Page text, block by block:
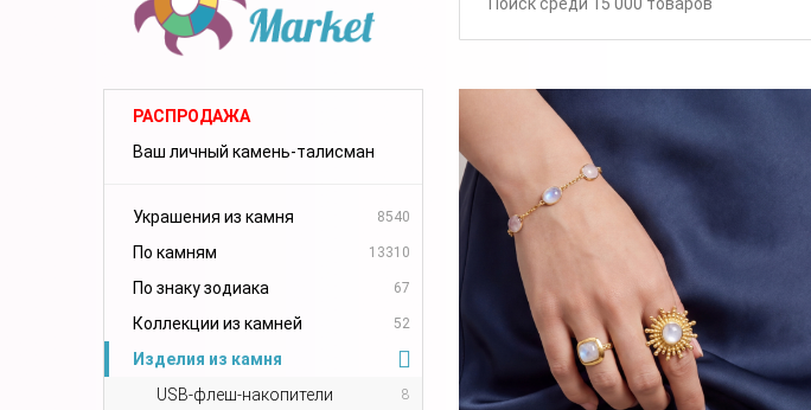
РАСПРОДАЖА
Ваш личный камень-талисман
Украшения из камня 8540
По камням 13310
По знаку зодиака 67
Коллекции из камней 52
Изделия из камня
USB-флеш-накопители
8